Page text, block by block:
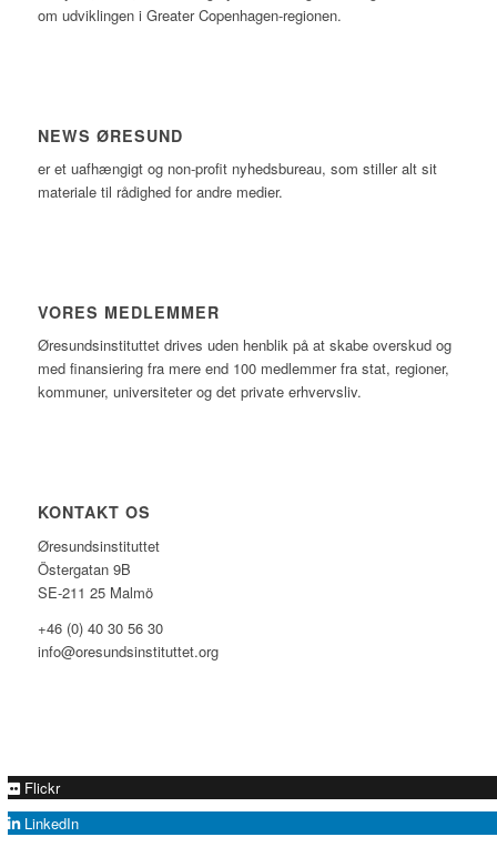
om udviklingen i Greater Copenhagen-regionen.
NEWS ØRESUND
er et uafhængigt og non-profit nyhedsbureau, som stiller alt sit
materiale til rådighed for andre medier.
VORES MEDLEMMER
Øresundsinstituttet drives uden henblik på at skabe overskud og
med finansiering fra mere end 100 medlemmer fra stat, regioner,
kommuner, universiteter og det private erhvervsliv.
KONTAKT OS
Øresundsinstituttet
Östergatan 9B
SE-211 25 Malmö
+46 (0) 40 30 56 30
info@oresundsinstituttet.org
Flickr
LinkedIn